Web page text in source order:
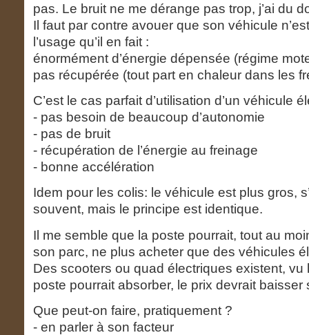
pas. Le bruit ne me dérange pas trop, j’ai du
Il faut par contre avouer que son véhicule
l’usage qu’il en fait :
énormément d’énergie dépensée (régime
pas récupérée (tout part en chaleur dans les
C’est le cas parfait d’utilisation d’un véhicule
- pas besoin de beaucoup d’autonomie
- pas de bruit
- récupération de l’énergie au freinage
- bonne accélération
Idem pour les colis: le véhicule est plus gros,
souvent, mais le principe est identique.
Il me semble que la poste pourrait, tout au
son parc, ne plus acheter que des véhicules
Des scooters ou quad électriques existent, vu
poste pourrait absorber, le prix devrait baisser
Que peut-on faire, pratiquement ?
- en parler à son facteur